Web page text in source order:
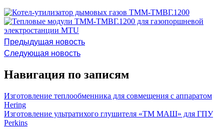
Предыдущая новость
Следующая новость
Навигация по записям
Изготовление теплообменника для совмещения с аппаратом
Hering
Изготовление ультратихого глушителя «ТМ МАШ» для ГПУ
Perkins